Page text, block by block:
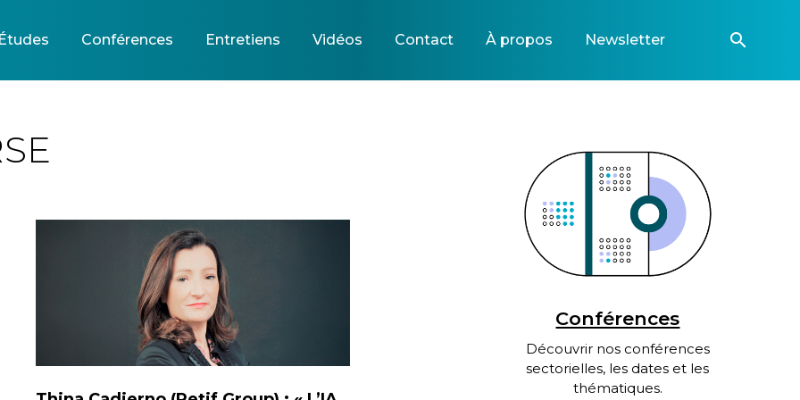
Études Conférences Entretiens Vidéos Contact À propos Newsletter search
Conférences
Découvrir nos conférences
sectorielles, les dates et les
thématiques.